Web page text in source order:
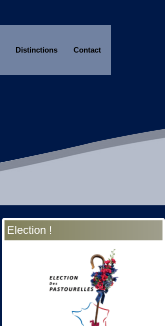
Distinctions Contact
Election !
Année
précédente
Mois
précédent
Année
suivante
Mois
suivant